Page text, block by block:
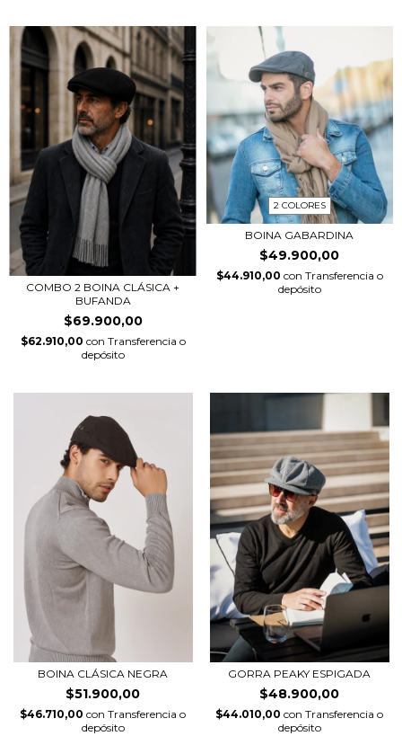
COMBO 2 BOINA CLÁSICA +
BUFANDA
$69.900,00
$62.910,00 con Transferencia o
depósito
2 COLORES
BOINA GABARDINA
$49.900,00
$44.910,00 con Transferencia o
depósito
BOINA CLÁSICA NEGRA
$51.900,00
$46.710,00 con Transferencia o
depósito
GORRA PEAKY ESPIGADA
$48.900,00
$44.010,00 con Transferencia o
depósito